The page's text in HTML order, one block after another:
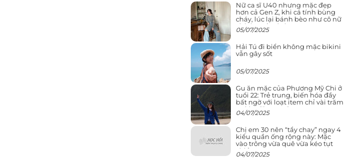
Nữ ca sĩ U40 nhưng mặc đẹp
hơn cả Gen Z, khi cá tính bùng
cháy, lúc lại bánh bèo như cô nữ
chính ngôn tình
05/07/2025
Hải Tú đi biển không mặc bikini
vẫn gây sốt
05/07/2025
Gu ăn mặc của Phương Mỹ Chi ở
tuổi 22: Trẻ trung, biến hóa đầy
bất ngờ với loạt item chỉ vài trăm
nghìn đã mua được
04/07/2025
Chị em 30 nên “tẩy chay” ngay 4
kiểu quần ống rộng này: Mặc
vào trông vừa quê vừa kéo tụt
chiều cao
04/07/2025